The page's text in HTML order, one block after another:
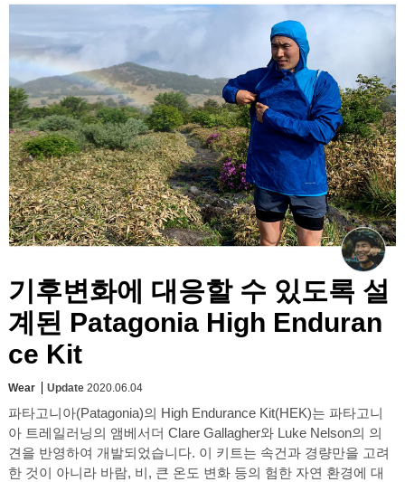
기후변화에 대응할 수 있도록 설
계된 Patagonia High Enduran
ce Kit
Wear Update 2020.06.04
파타고니아(Patagonia)의 High Endurance Kit(HEK)는 파타고니
아 트레일러닝의 앰베서더 Clare Gallagher와 Luke Nelson의 의
견을 반영하여 개발되었습니다. 이 키트는 속건과 경량만을 고려
한 것이 아니라 바람, 비, 큰 온도 변화 등의 험한 자연 환경에 대